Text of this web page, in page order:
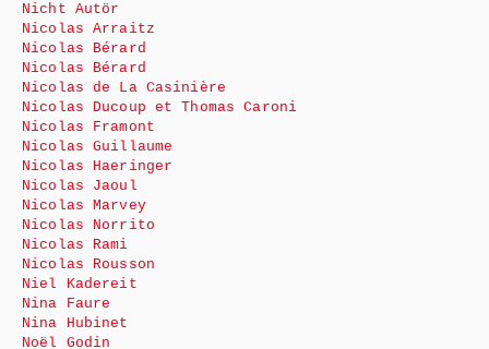
Nicht Autör
Nicolas Arraitz
Nicolas Bérard
Nicolas Bérard
Nicolas de La Casinière
Nicolas Ducoup et Thomas Caroni
Nicolas Framont
Nicolas Guillaume
Nicolas Haeringer
Nicolas Jaoul
Nicolas Marvey
Nicolas Norrito
Nicolas Rami
Nicolas Rousson
Niel Kadereit
Nina Faure
Nina Hubinet
Noël Godin